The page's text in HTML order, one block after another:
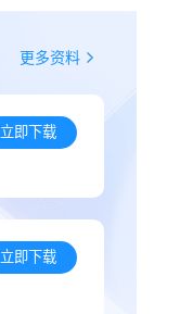
更多资料
立即下载
立即下载